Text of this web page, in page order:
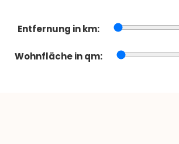
Entfernung in km:
Wohnfläche in qm: